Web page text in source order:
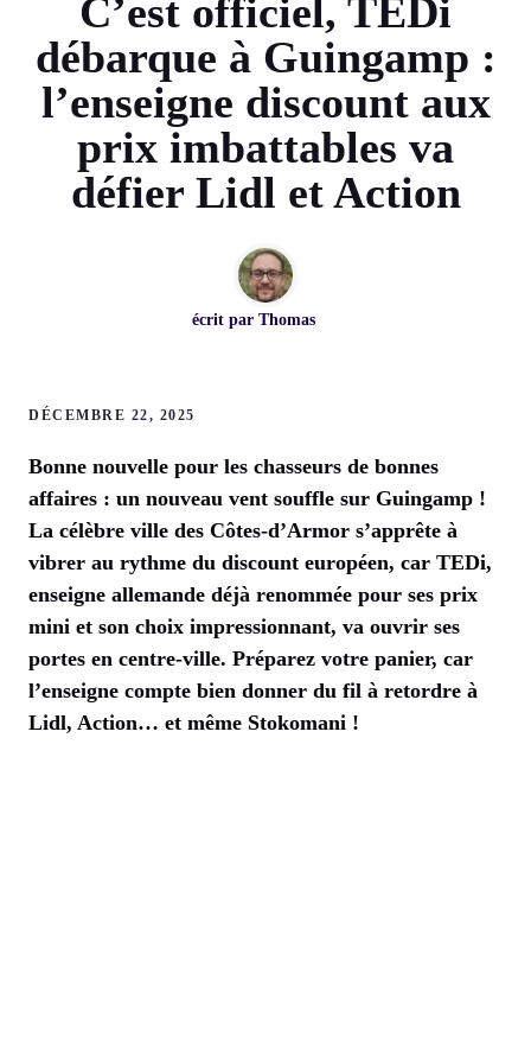
C’est officiel, TEDi
débarque à Guingamp :
l’enseigne discount aux
prix imbattables va
défier Lidl et Action
écrit par Thomas
DÉCEMBRE 22, 2025
Bonne nouvelle pour les chasseurs de bonnes
affaires : un nouveau vent souffle sur Guingamp !
La célèbre ville des Côtes-d’Armor s’apprête à
vibrer au rythme du discount européen, car TEDi,
enseigne allemande déjà renommée pour ses prix
mini et son choix impressionnant, va ouvrir ses
portes en centre-ville. Préparez votre panier, car
l’enseigne compte bien donner du fil à retordre à
Lidl, Action… et même Stokomani !